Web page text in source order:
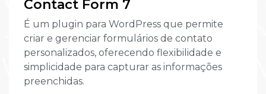
Contact Form 7
É um plugin para WordPress que permite
criar e gerenciar formulários de contato
personalizados, oferecendo flexibilidade e
simplicidade para capturar as informações
preenchidas.